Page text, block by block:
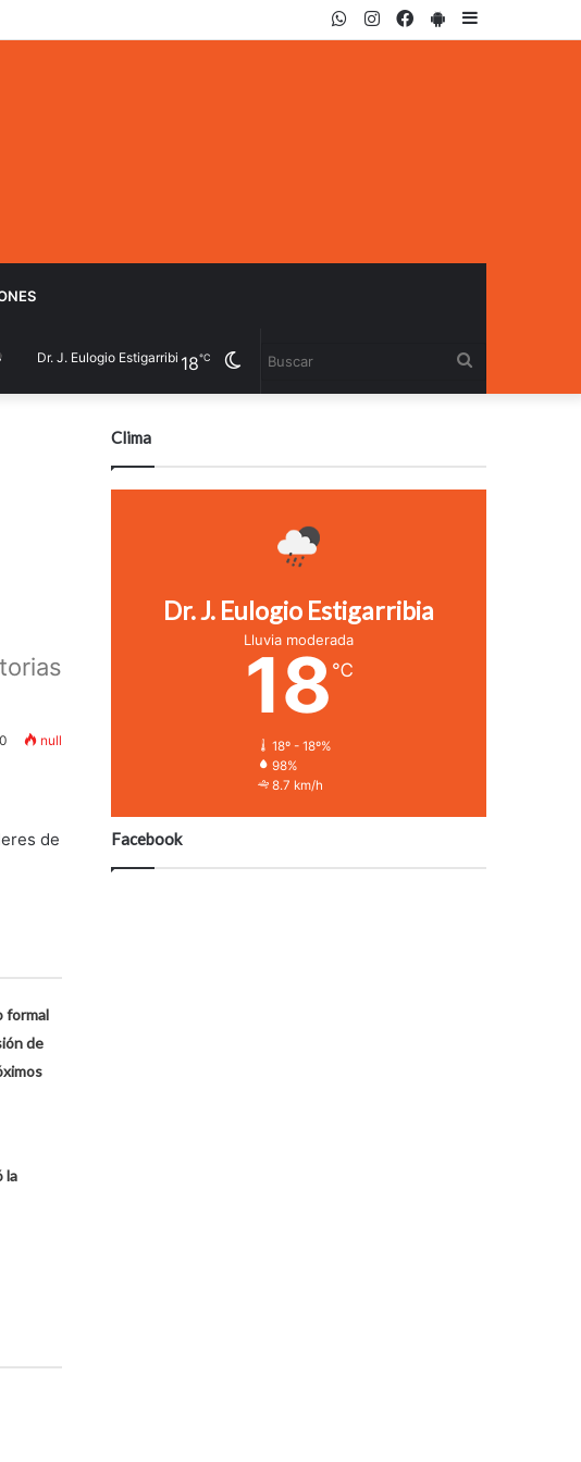
PlayStore
Facebook
Instagram
WhatsApp
Cambiar
Dr. J. Eulogio Estigarribia 18℃
0 null
de
formal
de
la
Clima
Dr. J. Eulogio Estigarribia
Lluvia moderada
18 ℃
18º - 18º%
98%
8.7 km/h
Facebook